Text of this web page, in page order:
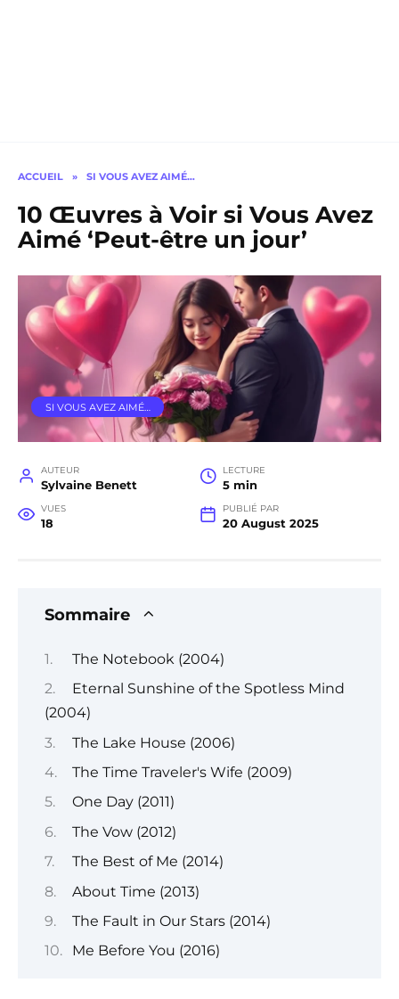
ACCUEIL » SI VOUS AVEZ AIMÉ…
10 Œuvres à Voir si Vous Avez
Aimé ‘Peut-être un jour’
SI VOUS AVEZ AIMÉ…
AUTEUR
Sylvaine Benett
LECTURE
5 min
VUES
18
PUBLIÉ PAR
20 August 2025
Sommaire
The Notebook (2004)
Eternal Sunshine of the Spotless Mind
(2004)
The Lake House (2006)
The Time Traveler's Wife (2009)
One Day (2011)
The Vow (2012)
The Best of Me (2014)
About Time (2013)
The Fault in Our Stars (2014)
Me Before You (2016)